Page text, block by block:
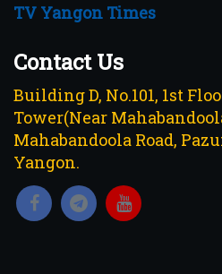
TV Yangon Times
Contact Us
Building D, No.101, 1st
Tower(Near
Mahabandoola Road,
Yangon.